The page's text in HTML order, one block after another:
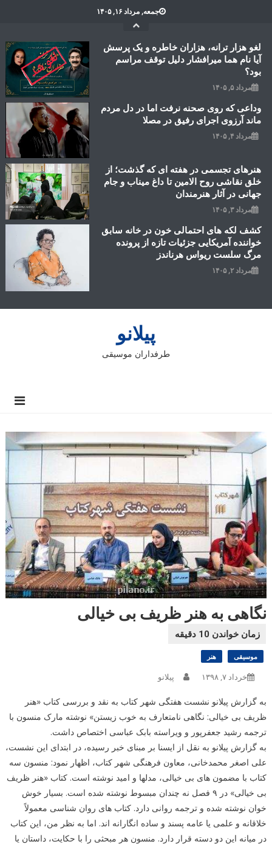
جمعه, مرداد ۱۶, ۱۴۰۵
لغو هزار ترانه، هزاران خاطره و یک پرسش
آیا نام هما میرافشار دلیل توقف مراسم
بود؟
مرداد ۵, ۱۴۰۵
وداعی که روی صحنه نرفت اما در دل مردم
ماند آرزوی اجرای رفیق در مصلا
مرداد ۴, ۱۴۰۵
هنرهای تجسمی در هفته ای که گذشت؛ از
خلق نقاشی روح الامین تا داغ میناب و جام
جهانی در آثار هنرمندان
مرداد ۳, ۱۴۰۵
کشف لکه های احتمالی خون در خانه سابق
خواننده آمریکایی جزئیات تازه از پرونده
مرگ سلست ریواس هرناندز
مرداد ۲, ۱۴۰۵
پیلانو
طرفداران موسیقی
نگاهی به هنر ظریف بی خیالی
موسیقی هنر
خرداد ۷, ۱۳۹۸ پیلانو
به گزارش پیلانو نشست هفتگی شهر کتاب به نقد و بررسی کتاب «هنر
ظریف بی خیالی: نگاهی نامتعارف به خوب زیستن» نوشته مارک منسون با
ترجمه رشید جعفرپور و ویراسته بابک عباسی اختصاص داشت.
به گزارش پیلانو به نقل از ایسنا بر مبنای خبر رسیده، در ابتدای این نشست،
علی اصغر محمدخانی، معاون فرهنگی شهر کتاب، اظهار نمود: منسون سه
کتاب با مضمون های بی خیالی، مدلها و امید نوشته است. کتاب «هنر ظریف
بی خیالی» در ۹ فصل نه چندان مبسوط نوشته شده است. بسیار خوش
خوان نوشته شده و ترجمه روانی دارد. کتاب های روان شناسی معمولاً
خلاقانه و علمی یا عامه پسند و ساده انگارانه اند. اما به نظر من، این کتاب
در میانه این دو دسته قرار دارد. منسون هر مبحثی را با حکایت، داستان یا